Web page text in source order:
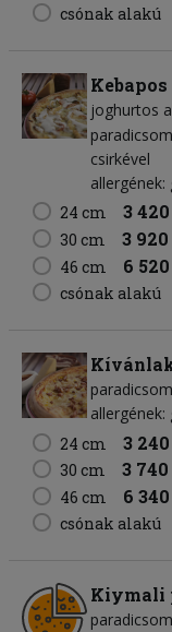
csónak alakú
joghurtos
paradicsom
csirkével
24 cm
3
30 cm 3
46 cm 6
csónak alakú
24 cm
3
30 cm 3
46 cm 6
csónak alakú
Kiymali